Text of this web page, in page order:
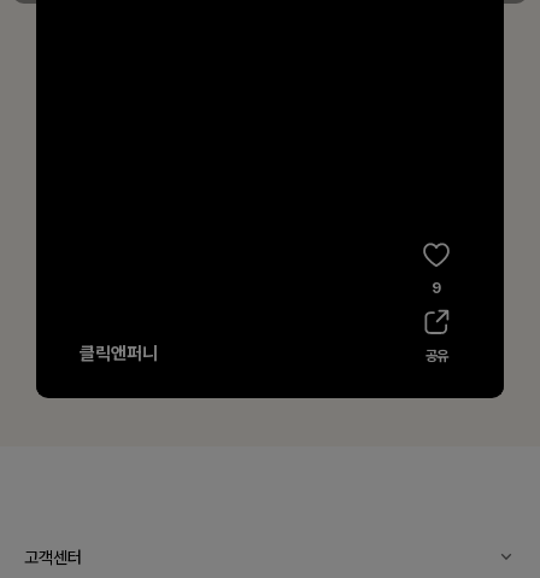
고객센터